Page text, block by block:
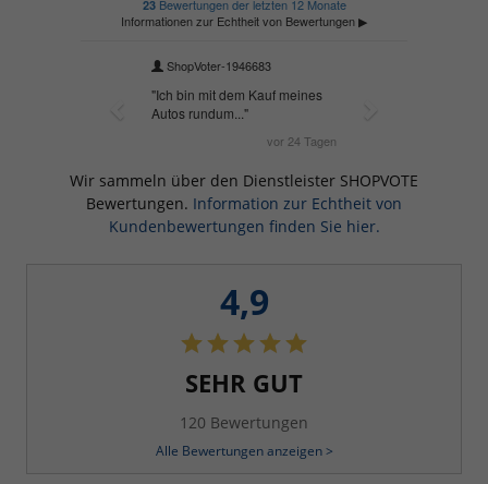
Wir sammeln über den Dienstleister SHOPVOTE
Bewertungen. Information zur Echtheit von
Kundenbewertungen finden Sie hier.
4,9
SEHR GUT
120 Bewertungen
Alle Bewertungen anzeigen >